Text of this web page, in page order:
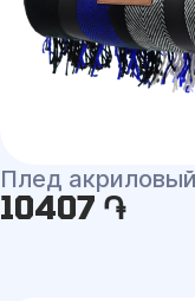
Плед
10407 ֏